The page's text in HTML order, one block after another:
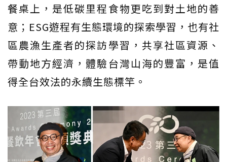
餐桌上，是低碳里程食物更吃到對土地的善
意；ESG遊程有生態環境的探索學習，也有社
區農漁生產者的探訪學習，共享社區資源、
帶動地方經濟，體驗台灣山海的豐富，是值
得全台效法的永續生態標竿。